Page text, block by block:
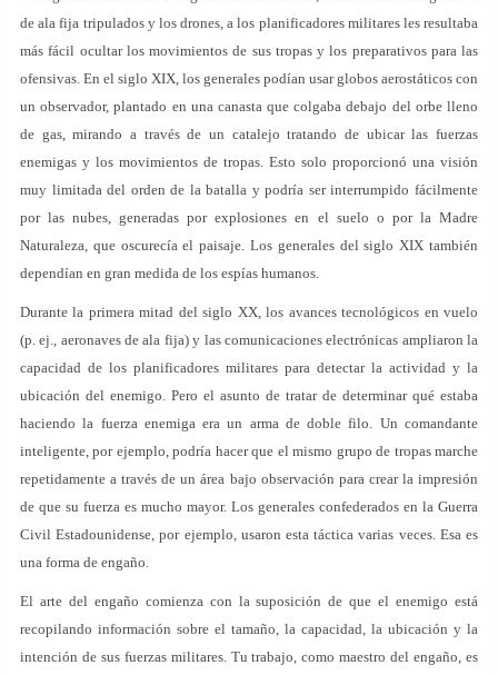
de ala fija tripulados y los drones, a los planificadores militares les resultaba
más fácil ocultar los movimientos de sus tropas y los preparativos para las
ofensivas. En el siglo XIX, los generales podían usar globos aerostáticos con
un observador, plantado en una canasta que colgaba debajo del orbe lleno
de gas, mirando a través de un catalejo tratando de ubicar las fuerzas
enemigas y los movimientos de tropas. Esto solo proporcionó una visión
muy limitada del orden de la batalla y podría ser interrumpido fácilmente
por las nubes, generadas por explosiones en el suelo o por la Madre
Naturaleza, que oscurecía el paisaje. Los generales del siglo XIX también
dependían en gran medida de los espías humanos.
Durante la primera mitad del siglo XX, los avances tecnológicos en vuelo
(p. ej., aeronaves de ala fija) y las comunicaciones electrónicas ampliaron la
capacidad de los planificadores militares para detectar la actividad y la
ubicación del enemigo. Pero el asunto de tratar de determinar qué estaba
haciendo la fuerza enemiga era un arma de doble filo. Un comandante
inteligente, por ejemplo, podría hacer que el mismo grupo de tropas marche
repetidamente a través de un área bajo observación para crear la impresión
de que su fuerza es mucho mayor. Los generales confederados en la Guerra
Civil Estadounidense, por ejemplo, usaron esta táctica varias veces. Esa es
una forma de engaño.
El arte del engaño comienza con la suposición de que el enemigo está
recopilando información sobre el tamaño, la capacidad, la ubicación y la
intención de sus fuerzas militares. Tu trabajo, como maestro del engaño, es